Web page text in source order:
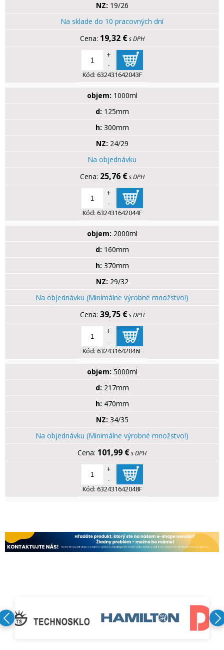
NZ: 19/26
Na sklade do 10 pracovných dní
19,32 € s DPH
+
-
Kód: 632431642043F
objem: 1000ml
d: 125mm
h: 300mm
NZ: 24/29
Na objednávku
25,76 € s DPH
+
-
Kód: 632431642044F
objem: 2000ml
d: 160mm
h: 370mm
NZ: 29/32
Na objednávku (Minimálne výrobné množstvo!)
39,75 € s DPH
+
-
Kód: 632431642046F
objem: 5000ml
d: 217mm
h: 470mm
NZ: 34/35
Na objednávku (Minimálne výrobné množstvo!)
101,99 €s DPH
+
-
Kód: 632431642048F